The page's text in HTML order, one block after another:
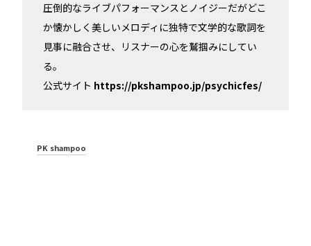
圧倒的なライブパフォーマンスとノイジーだがどこ
か懐かしく美しいメロディに独特で文学的な歌詞を
見事に融合させ、リスナーの心を鷲掴みにしてい
る。
公式サイト https://pkshampoo.jp/psychicfes/
PK shampoo